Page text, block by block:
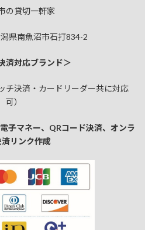
の貸切一軒家
県南魚沼市石打834-2
済対応ブランド＞
ッチ決済・カードリーダー共に対応
可）
子マネー、QRコード決済、オンラ
済リンク作成